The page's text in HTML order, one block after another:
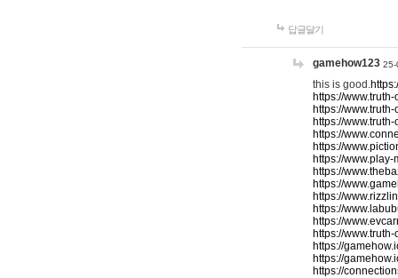
답글달기
gamehow123 25-
this is good.
https://
https://
https://
https://
https://
https://
https://
https://
https://
https://
https://
https://
https://
https://
https://